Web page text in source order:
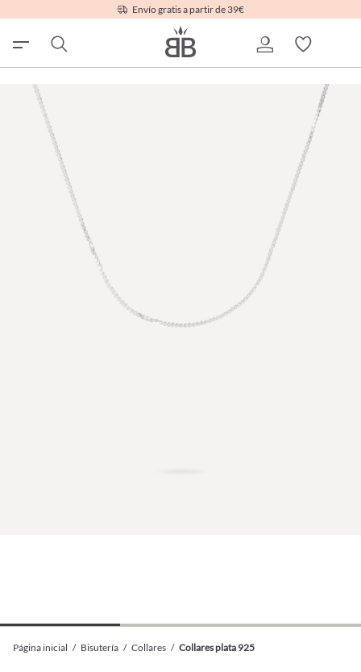
Envío gratis a partir de 39€
Página inicial / Bisutería / Collares / Collares plata 925